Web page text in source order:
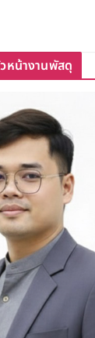
หน้างานพัสดุ